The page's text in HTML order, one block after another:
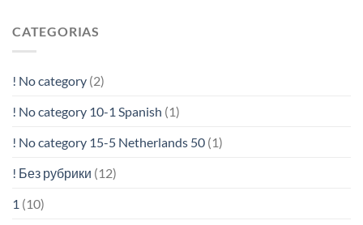
CATEGORIAS
! No category (2)
! No category 10-1 Spanish (1)
! No category 15-5 Netherlands 50 (1)
! Без рубрики (12)
1 (10)